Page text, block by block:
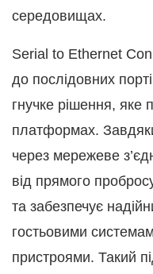
середовищах.
Serial to Ethernet
до послідовних
гнучке рішення, яке
платформах. Завдяки
через мережеве
від прямого
та забезпечує
гостьовими
пристроями. Такий